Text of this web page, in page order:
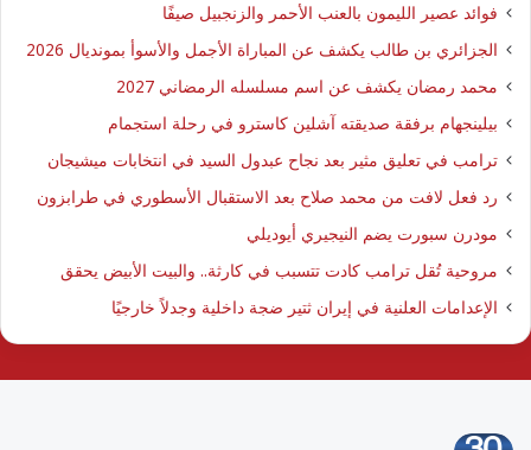
فوائد عصير الليمون بالعنب الأحمر والزنجبيل صيفًا
الجزائري بن طالب يكشف عن المباراة الأجمل والأسوأ بمونديال 2026
محمد رمضان يكشف عن اسم مسلسله الرمضاني 2027
بيلينجهام برفقة صديقته آشلين كاسترو في رحلة استجمام
ترامب في تعليق مثير بعد نجاح عبدول السيد في انتخابات ميشيجان
رد فعل لافت من محمد صلاح بعد الاستقبال الأسطوري في طرابزون
مودرن سبورت يضم النيجيري أيوديلي
مروحية تُقل ترامب كادت تتسبب في كارثة.. والبيت الأبيض يحقق
الإعدامات العلنية في إيران ثتير ضجة داخلية وجدلاً خارجيًا